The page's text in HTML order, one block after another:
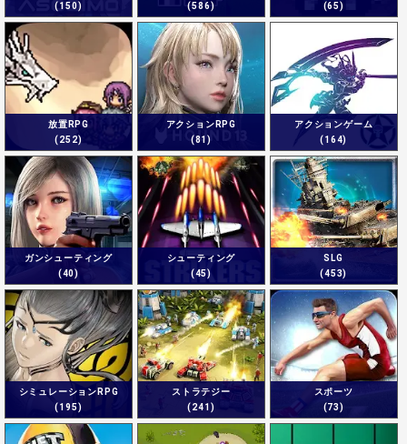
(150)
(586)
(65)
放置RPG
(252)
アクションRPG
(81)
アクションゲーム
(164)
ガンシューティング
(40)
シューティング
(45)
SLG
(453)
シミュレーションRPG
(195)
ストラテジー
(241)
スポーツ
(73)